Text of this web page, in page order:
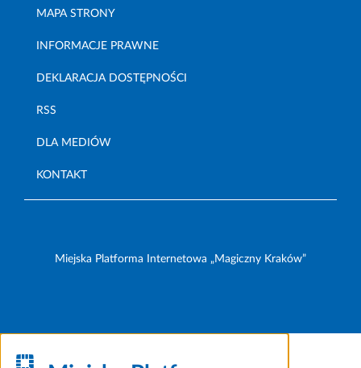
MAPA STRONY
INFORMACJE PRAWNE
DEKLARACJA DOSTĘPNOŚCI
RSS
DLA MEDIÓW
KONTAKT
Miejska Platforma Internetowa „Magiczny Kraków”